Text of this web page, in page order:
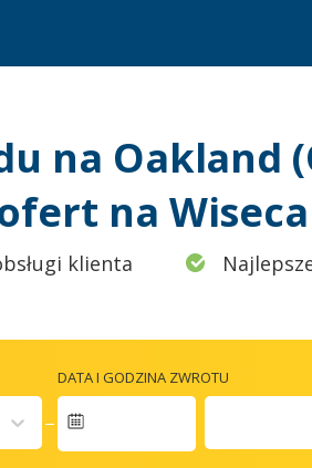
na Oakland
na
klienta
DATA I GODZINA ZWROTU